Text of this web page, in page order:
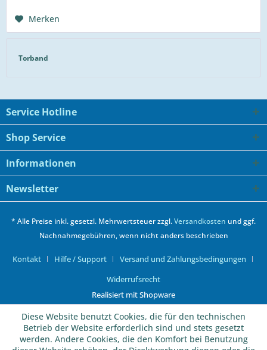
Merken
Torband
Service Hotline
Shop Service
Informationen
Newsletter
* Alle Preise inkl. gesetzl. Mehrwertsteuer zzgl.Versandkosten und ggf.
Nachnahmegebühren, wenn nicht anders beschrieben
Kontakt Hilfe / Support
Versand und Zahlungsbedingungen
Widerrufsrecht
Realisiert mit Shopware
Diese Website benutzt Cookies, die für den technischen
Betrieb der Website erforderlich sind und stets gesetzt
werden. Andere Cookies, die den Komfort bei Benutzung